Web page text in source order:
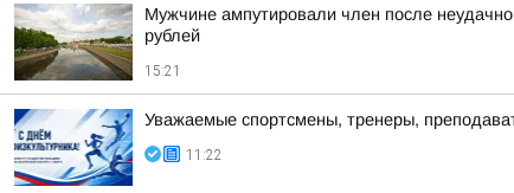
Мужчине ампутировали член после
рублей
15:21
Уважаемые спортсмены, тренеры,
11:22